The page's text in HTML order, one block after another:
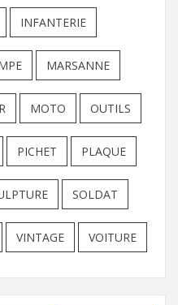
INFANTERIE
MARSANNE
MOTO OUTILS
PICHET PLAQUE
SOLDAT
VINTAGE VOITURE